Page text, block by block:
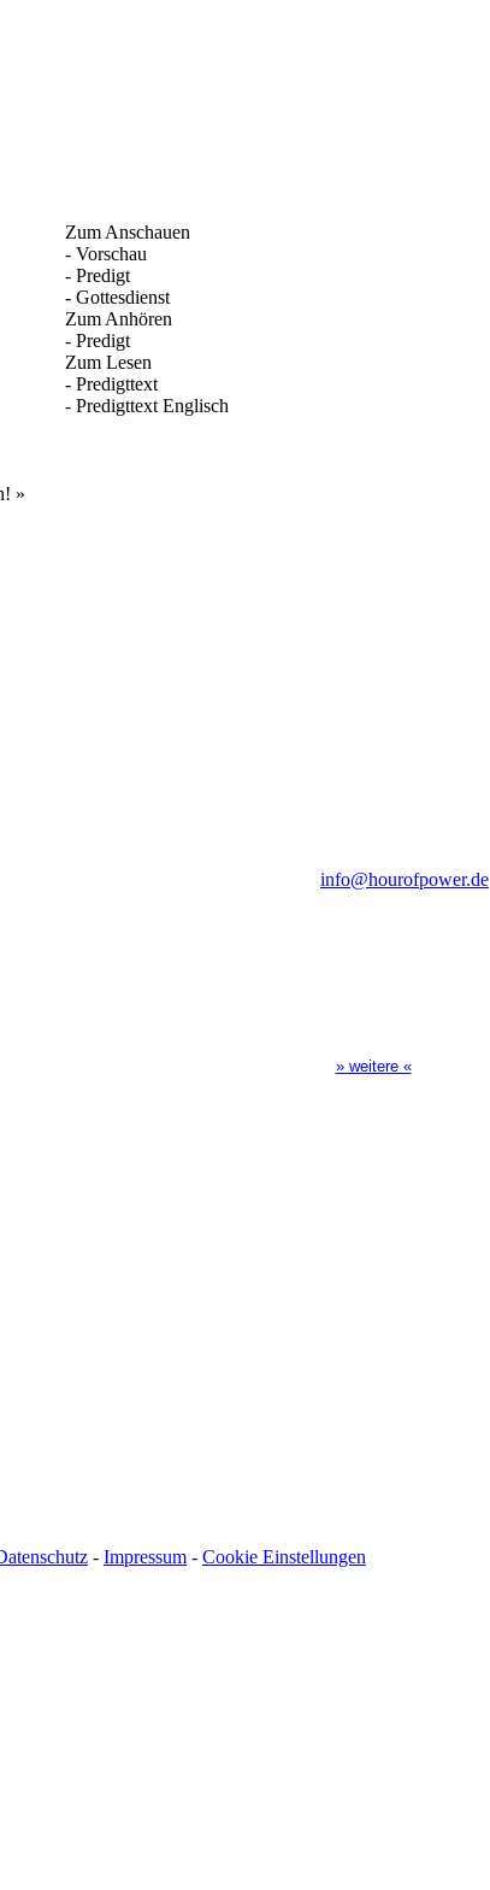
Zum Anschauen
- Vorschau
- Predigt
- Gottesdienst
Zum Anhören
- Predigt
Zum Lesen
- Predigttext
- Predigttext Englisch
»
info@hourofpower.de
» weitere «
- Impressum - Cookie Einstellungen